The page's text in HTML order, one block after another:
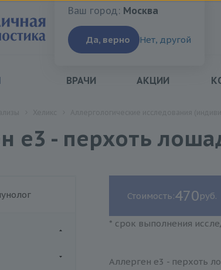
Ваш город:Москва
Ваш город: Москва
Да, верно Нет, другой
ВРАЧИ АКЦИИ
e3 - перхоть
Стоимость:470руб.
* срок выполнения
Аллерген e3 - перхоть